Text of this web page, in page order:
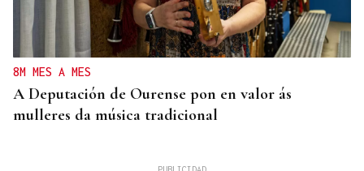
8M MES A MES
A Deputación de Ourense pon en valor ás
mulleres da música tradicional